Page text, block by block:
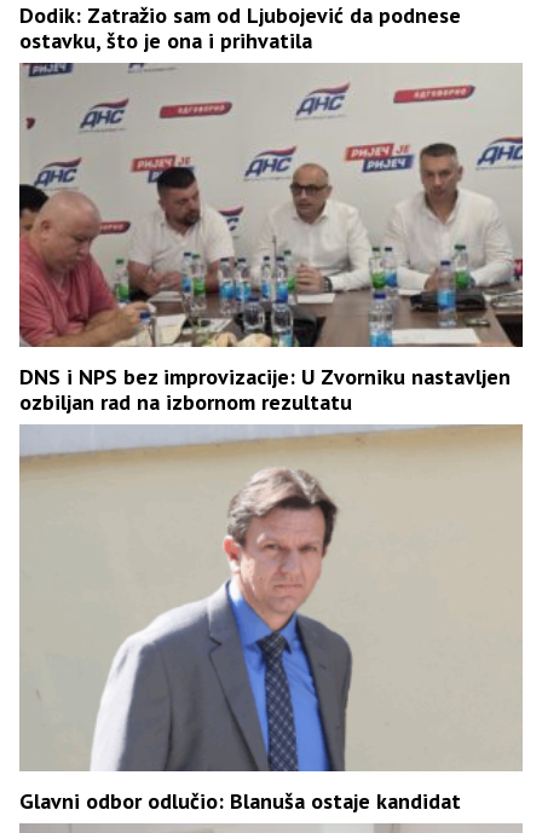
Dodik: Zatražio sam od Ljubojević da podnese
ostavku, što je ona i prihvatila
DNS i NPS bez improvizacije: U Zvorniku nastavljen
ozbiljan rad na izbornom rezultatu
Glavni odbor odlučio: Blanuša ostaje kandidat